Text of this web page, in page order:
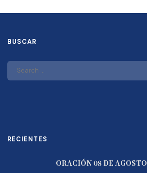
BUSCAR
RECIENTES
ORACIÓN 08 DE AGOSTO